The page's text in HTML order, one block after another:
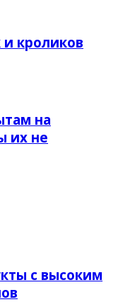
кроликов
на
их не
с высоким